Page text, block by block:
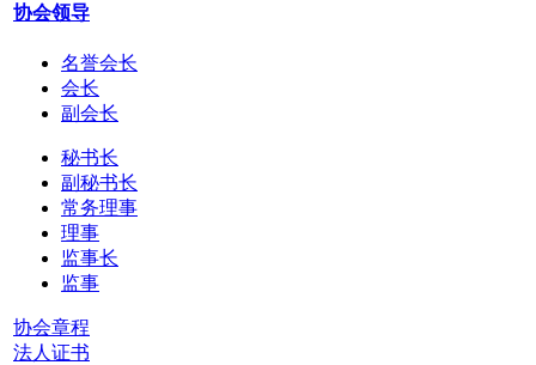
协会领导
名誉会长
会长
副会长
秘书长
副秘书长
常务理事
理事
监事长
监事
协会章程
法人证书